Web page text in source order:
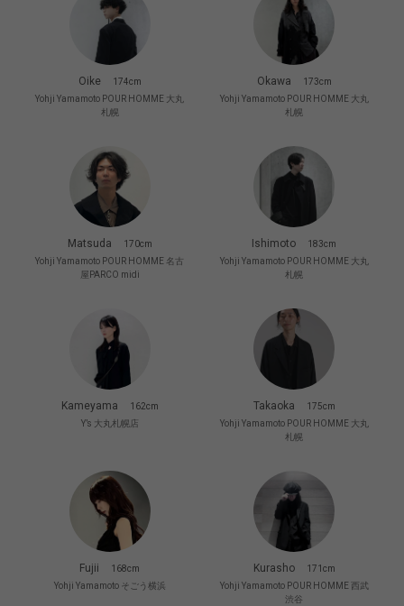
Oike
174cm
Yohji Yamamoto POUR HOMME 大丸
札幌
Okawa
173cm
Yohji Yamamoto POUR HOMME 大丸
札幌
Matsuda
170cm
Yohji Yamamoto POUR HOMME 名古
屋PARCO midi
Ishimoto
183cm
Yohji Yamamoto POUR HOMME 大丸
札幌
Kameyama
162cm
Y’s 大丸札幌店
Takaoka
175cm
Yohji Yamamoto POUR HOMME 大丸
札幌
Fujii
168cm
Yohji Yamamoto そごう横浜
Kurasho
171cm
Yohji Yamamoto POUR HOMME 西武
渋谷